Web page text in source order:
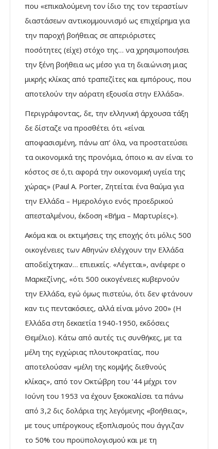
που «επικαλούµενη τον ίδιο της τον τεραστίων
διαστάσεων αντικοµµουνισµό ως επιχείρηµα για
την παροχή βοήθειας σε απεριόριστες
ποσότητες (είχε) στόχο της… να χρησιµοποιήσει
την ξένη βοήθεια ως µέσο για τη διαιώνιση µιας
µικρής κλίκας από τραπεζίτες και εµπόρους, που
αποτελούν την αόρατη εξουσία στην Ελλάδα».
Περιγράφοντας, δε, την ελληνική άρχουσα τάξη
δε δίσταζε να προσθέτει ότι «είναι
αποφασισµένη, πάνω απ’ όλα, να προστατεύσει
τα οικονοµικά της προνόµια, όποιο κι αν είναι το
κόστος σε ό,τι αφορά την οικονοµική υγεία της
χώρας» (Paul A. Porter, Ζητείται ένα θαύµα για
την Ελλάδα – Ηµερολόγιο ενός προεδρικού
απεσταλµένου, έκδοση «Bήµα – Μαρτυρίες»).
Ακόµα και οι εκτιµήσεις της εποχής ότι µόλις 500
οικογένειες των Αθηνών ελέγχουν την Ελλάδα
αποδείχτηκαν… επιεικείς. «Λέγεται», ανέφερε ο
Μαρκεζίνης, «ότι 500 οικογένειες κυβερνούν
την Ελλάδα, εγώ όµως πιστεύω, ότι δεν φτάνουν
καν τις πεντακόσιες, αλλά είναι µόνο 200» (Η
Ελλάδα στη δεκαετία 1940-1950, εκδόσεις
Θεµέλιο). Κάτω από αυτές τις συνθήκες, µε τα
µέλη της εγχώριας πλουτοκρατίας, που
αποτελούσαν «µέλη της κοµψής διεθνούς
κλίκας», από τον Οκτώβρη του ’44 µέχρι τον
Ιούνη του 1953 να έχουν ξεκοκαλίσει τα πάνω
από 3,2 δις δολάρια της λεγόµενης «βοήθειας»,
µε τους υπέρογκους εξοπλισµούς που άγγιζαν
το 50% του προϋπολογισµού και µε τη